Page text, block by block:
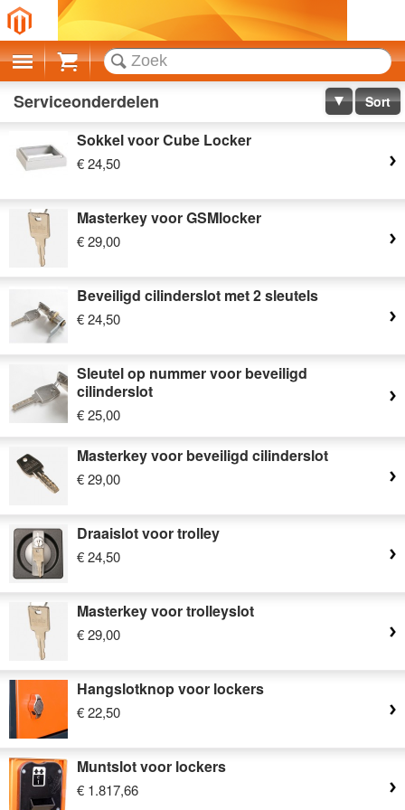
Cart
Serviceonderdelen Sort
Sokkel voor Cube Locker
€ 24,50
Masterkey voor GSMlocker
€ 29,00
Beveiligd cilinderslot met 2 sleutels
€ 24,50
Sleutel op nummer voor beveiligd
cilinderslot
€ 25,00
Masterkey voor beveiligd cilinderslot
€ 29,00
Draaislot voor trolley
€ 24,50
Masterkey voor trolleyslot
€ 29,00
Hangslotknop voor lockers
€ 22,50
Muntslot voor lockers
€ 1.817,66